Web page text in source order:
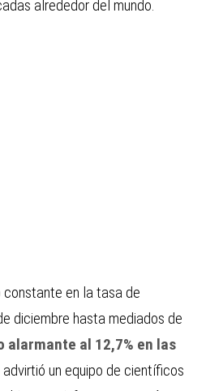
alrededor del mundo.
constante en la tasa de
diciembre hasta mediados de
alarmante al 12,7% en las
advirtió un equipo de científicos